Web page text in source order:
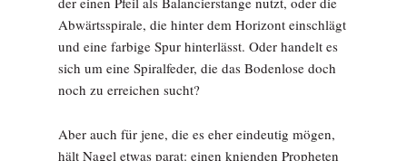
Abwärtsspirale, die hinter dem Horizont einschlägt
und eine farbige Spur hinterlässt. Oder handelt es
sich um eine Spiralfeder, die das Bodenlose doch
noch zu erreichen sucht?
Aber auch für jene, die es eher eindeutig mögen,
hält Nagel etwas parat: einen knienden Propheten